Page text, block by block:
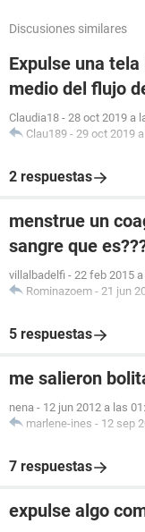
Discusiones similares
Expulse una
medio del flujo
Claudia18 - 28 oct 2019 a
Clau189 - 29 oct 2019
2 respuestas
menstrue un
sangre que
villalbadelfi - 22 feb 2015
Rominazoem - 21 jun
5 respuestas
me salieron
nena - 12 jun 2012 a las
marlene-ines - 12 sep
7 respuestas
expulse algo